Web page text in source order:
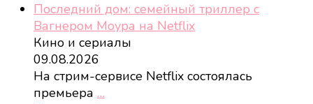
Последний дом: семейный триллер с
Вагнером Моура на Netflix
Кино и сериалы
09.08.2026
На стрим-сервисе Netflix состоялась
премьера …